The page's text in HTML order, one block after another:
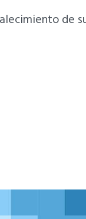
de